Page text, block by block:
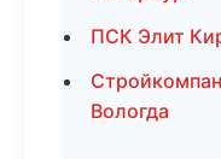
ПСК Элит
Вологда